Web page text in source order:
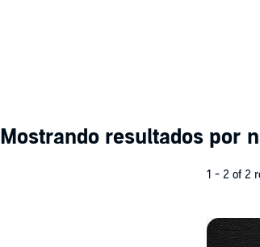
Mostrando resultados por
1 - 2 of 2